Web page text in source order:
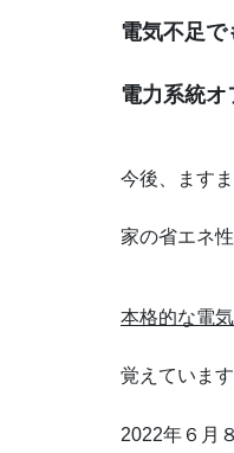
電気不足で
電力系統オ
今後、ます
家の省エネ
本格的な電
覚えていま
2022年６月